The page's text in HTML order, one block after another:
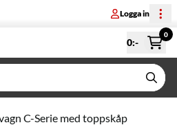
Logga in
0:-
0
C-Serie med toppskåp